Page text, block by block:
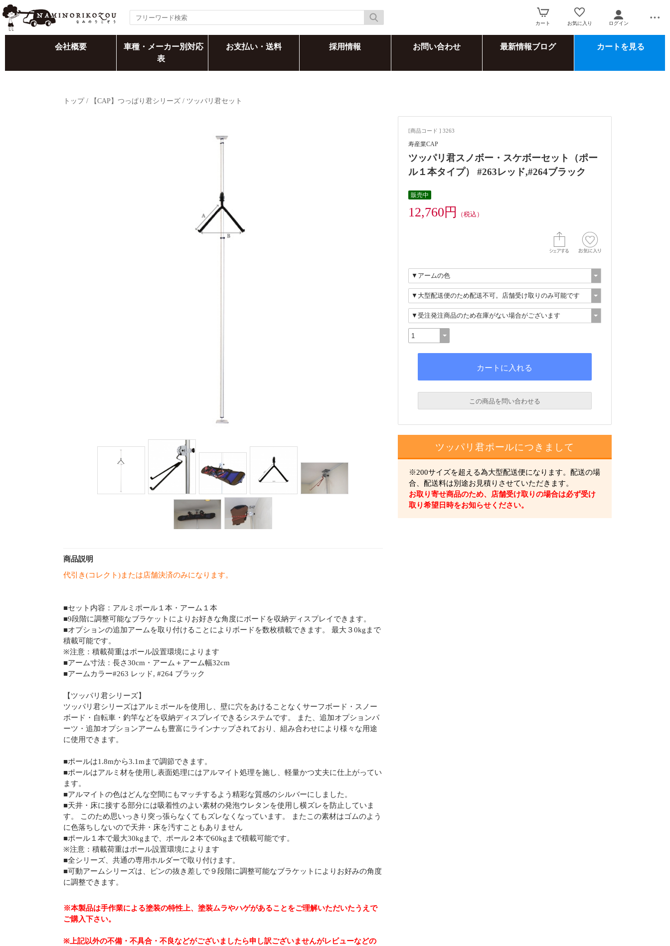
カート お気に入り ログイン
会社概要
車種・メーカー別対応
表
お支払い・送料 採用情報 お問い合わせ 最新情報ブログ カートを見る
トップ/ 【CAP】つっぱり君シリーズ / ツッパリ君セット
商品説明
代引き(コレクト)または店舗決済のみになります。
■セット内容：アルミポール１本・アーム１本
■9段階に調整可能なブラケットによりお好きな角度にボードを収納ディスプレイできます。
■オプションの追加アームを取り付けることによりボードを数枚積載できます。 最大３0kgまで
積載可能です。
※注意：積載荷重はポール設置環境によります
■アーム寸法：長さ30cm・アーム＋アーム幅32cm
■アームカラー#263 レッド, #264 ブラック
【ツッパリ君シリーズ】
ツッパリ君シリーズはアルミポールを使用し、壁に穴をあけることなくサーフボード・スノー
ボード・自転車・釣竿などを収納ディスプレイできるシステムです。 また、追加オプションパ
ーツ・追加オプションアームも豊富にラインナップされており、組み合わせにより様々な用途
に使用できます。
■ポールは1.8mから3.1mまで調節できます。
■ポールはアルミ材を使用し表面処理にはアルマイト処理を施し、軽量かつ丈夫に仕上がってい
ます。
■アルマイトの色はどんな空間にもマッチするよう精彩な質感のシルバーにしました。
■天井・床に接する部分には吸着性のよい素材の発泡ウレタンを使用し横ズレを防止していま
す。 このため思いっきり突っ張らなくてもズレなくなっています。 またこの素材はゴムのよう
に色落ちしないので天井・床を汚すこともありません
■ポール１本で最大30kgまで、ポール２本で60kgまで積載可能です。
※注意：積載荷重はポール設置環境によります
■全シリーズ、共通の専用ホルダーで取り付けます。
■可動アームシリーズは、ピンの抜き差しで９段階に調整可能なブラケットによりお好みの角度
に調整できます。
※本製品は手作業による塗装の特性上、塗装ムラやハゲがあることをご理解いただいたうえで
ご購入下さい。
※上記以外の不備・不具合・不良などがございましたら申し訳ございませんがレビューなどの
[商品コード ] 3263
寿産業CAP
ツッパリ君スノボー・スケボーセット（ポー
ル１本タイプ） #263レッド,#264ブラック
販売中
12,760円 （税込）
この商品を問い合わせる
ツッパリ君ポールにつきまして
※200サイズを超える為大型配送便になります。配送の場
合、配送料は別途お見積りさせていただきます。
お取り寄せ商品のため、店舗受け取りの場合は必ず受け
取り希望日時をお知らせください。